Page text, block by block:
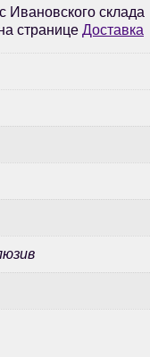
Ивановского склада
странице Доставка